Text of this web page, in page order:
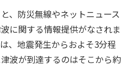
、防災無線やネットニュース
に関する情報提供がなされま
、地震発生からおよそ3分程
波が到達するのはそこから約